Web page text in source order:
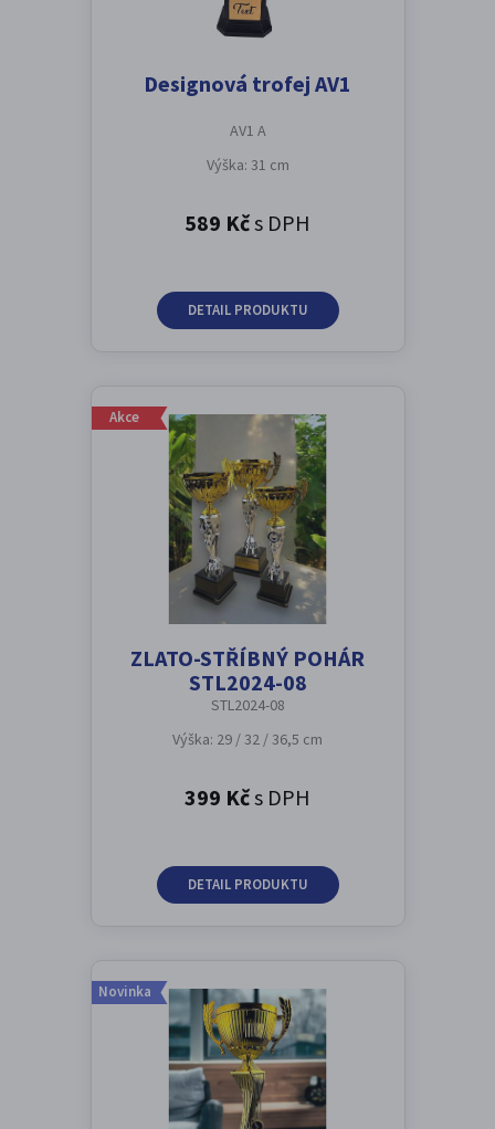
Designová trofej AV1
AV1 A
Výška: 31 cm
589 Kčs DPH
DETAIL PRODUKTU
Akce
ZLATO-STŘÍBNÝ POHÁR
STL2024-08
STL2024-08
Výška: 29 / 32 / 36,5 cm
399 Kčs DPH
DETAIL PRODUKTU
Novinka